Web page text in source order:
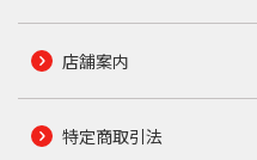
店舗案内
特定商取引法